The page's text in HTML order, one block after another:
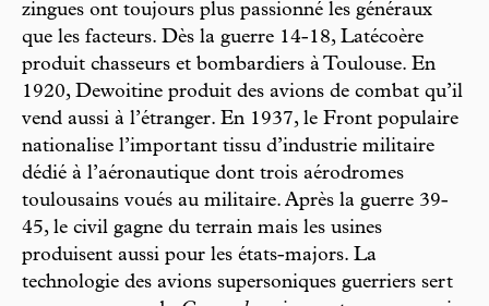
zingues ont toujours plus passionné les généraux
que les facteurs. Dès la guerre 14-18, Latécoère
produit chasseurs et bombardiers à Toulouse. En
1920, Dewoitine produit des avions de combat qu’il
vend aussi à l’étranger. En 1937, le Front populaire
nationalise l’important tissu d’industrie militaire
dédié à l’aéronautique dont trois aérodromes
toulousains voués au militaire. Après la guerre 39-
45, le civil gagne du terrain mais les usines
produisent aussi pour les états-majors. La
technologie des avions supersoniques guerriers sert